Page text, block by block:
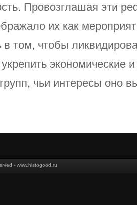
Провозглашая эти
их как
том, чтобы
экономические
чьи интересы оно
- www.histogood.ru